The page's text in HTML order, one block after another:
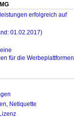
erfolgreich auf
01.02.2017)
für die Werbeplattformen
Netiquette